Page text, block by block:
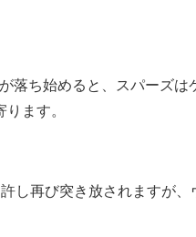
落ち始めると、スパーズ
ます。
し再び突き放されますが、